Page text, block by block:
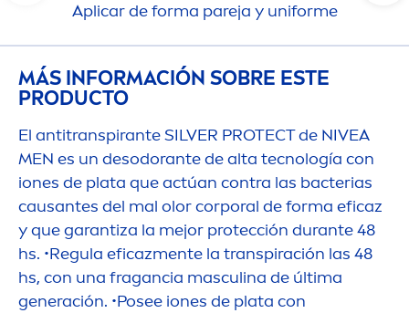
Aplicar de forma pareja y uniforme
MÁS INFORMACIÓN SOBRE ESTE
PRODUCTO
El antitranspirante SILVER PROTECTde NIVEA
MEN es un desodorante de alta tecnología con
iones de plata que actúan contra las bacterias
causantes del mal olor corporal de forma eficaz
y que garantiza la mejor protección durante 48
hs. •Regula eficazmente la transpiración las 48
hs, con una fragancia masculina de última
generación. •Posee iones de plata con